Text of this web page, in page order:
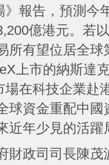
》報告，預測今
億港元。若
所有望位居全球
上市的納斯達
場在科技企業赴
球資金重配中國
近年少見的活躍
財政司司長陳茂